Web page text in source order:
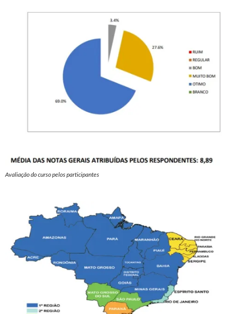
Avaliação do curso pelos participantes